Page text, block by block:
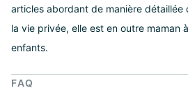
articles abordant de manière détaillée
la vie privée, elle est en outre maman
enfants.
FAQ